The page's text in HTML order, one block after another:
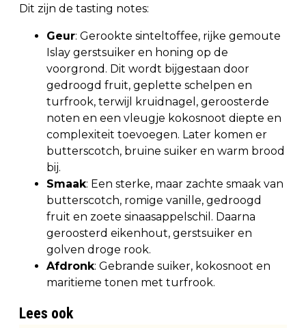
Dit zijn de tasting notes:
Geur: Gerookte sinteltoffee, rijke gemoute
Islay gerstsuiker en honing op de
voorgrond. Dit wordt bijgestaan door
gedroogd fruit, geplette schelpen en
turfrook, terwijl kruidnagel, geroosterde
noten en een vleugje kokosnoot diepte en
complexiteit toevoegen. Later komen er
butterscotch, bruine suiker en warm brood
bij.
Smaak: Een sterke, maar zachte smaak van
butterscotch, romige vanille, gedroogd
fruit en zoete sinaasappelschil. Daarna
geroosterd eikenhout, gerstsuiker en
golven droge rook.
Afdronk: Gebrande suiker, kokosnoot en
maritieme tonen met turfrook.
Lees ook